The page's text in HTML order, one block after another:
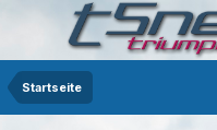
Startseite